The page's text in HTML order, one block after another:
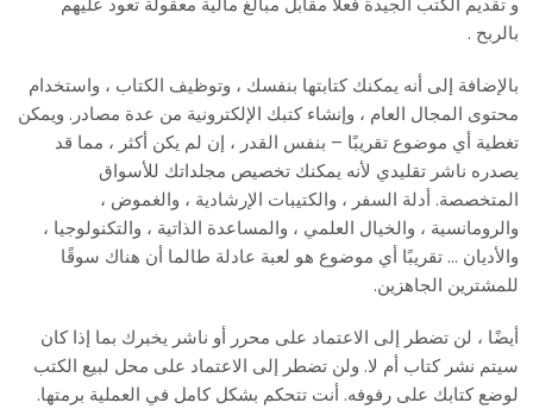
بالربح .
بالإضافة إلى أنه يمكنك كتابتها بنفسك ، وتوظيف الكتاب ، واستخدام
محتوى المجال العام ، وإنشاء كتبك الإلكترونية من عدة مصادر. ويمكن
تغطية أي موضوع تقريبًا – بنفس القدر ، إن لم يكن أكثر ، مما قد
يصدره ناشر تقليدي لأنه يمكنك تخصيص مجلداتك للأسواق
المتخصصة. أدلة السفر ، والكتيبات الإرشادية ، والغموض ،
والرومانسية ، والخيال العلمي ، والمساعدة الذاتية ، والتكنولوجيا ،
والأديان … تقريبًا أي موضوع هو لعبة عادلة طالما أن هناك سوقًا
للمشترين الجاهزين.
أيضًا ، لن تضطر إلى الاعتماد على محرر أو ناشر يخبرك بما إذا كان
سيتم نشر كتاب أم لا. ولن تضطر إلى الاعتماد على محل لبيع الكتب
لوضع كتابك على رفوفه. أنت تتحكم بشكل كامل في العملية برمتها.